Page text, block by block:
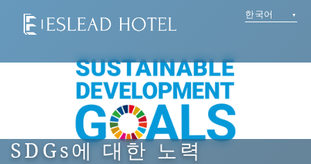
한국어
SDGs에 대한 노력